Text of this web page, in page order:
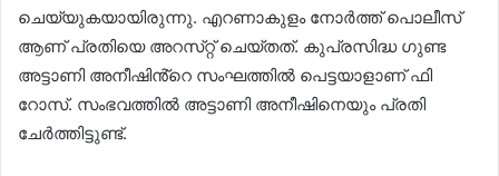
ചെയ്യുകയായിരുന്നു​. എറണാകുളം ​നോർത്ത്​ പൊലീസ്​
ആണ്​ പ്രതിയെ അറസ്​റ്റ്​ ചെയ്​തത്. ​കു​പ്രസിദ്ധ ഗുണ്ട
അട്ടാണി അനീഷി​ൻ്റെ സംഘത്തിൽ പെട്ടയാളാണ്​ ഫി​
റോസ്​. സംഭവത്തിൽ അട്ടാണി അനീഷിനെയും പ്രതി​ ​
ചേർത്തിട്ടുണ്ട്​.